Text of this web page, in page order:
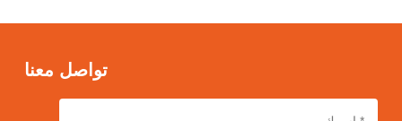
فحوصات داخلية وخارجية منتظمة لضمان الامتثال المستمر لهذه المعايير
تواصل معنا